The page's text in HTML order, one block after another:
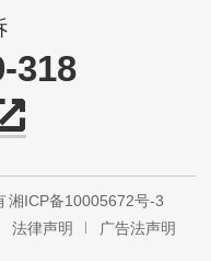
318
湘ICP备10005672号-3
法律声明 广告法声明